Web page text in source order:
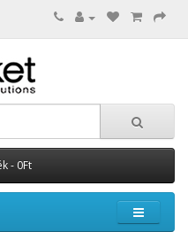
- 0Ft